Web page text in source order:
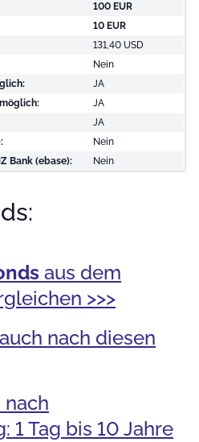
100 EUR
10 EUR
131,40 USD
Nein
JA
JA
JA
Nein
Bank (ebase):
Nein
aus dem
>>>
nach diesen
nach
1 Tag bis 10 Jahre